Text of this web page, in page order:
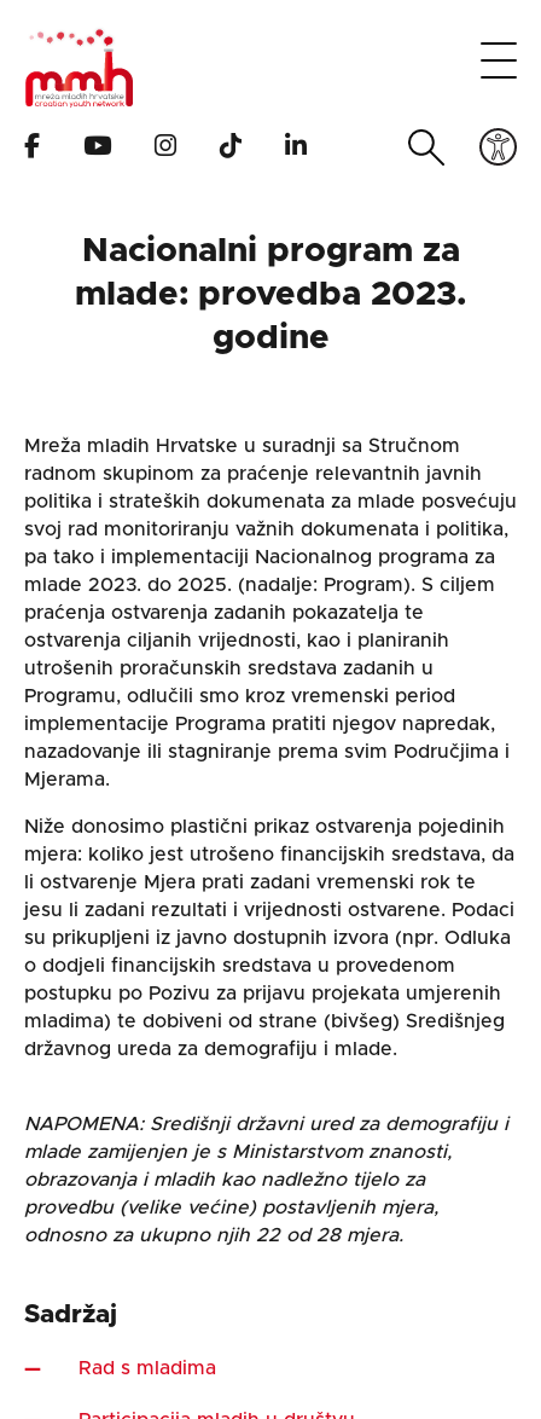
Nacionalni program za
mlade: provedba 2023.
godine
Mreža mladih Hrvatske u suradnji sa Stručnom
radnom skupinom za praćenje relevantnih javnih
politika i strateških dokumenata za mlade posvećuju
svoj rad monitoriranju važnih dokumenata i politika,
pa tako i implementaciji Nacionalnog programa za
mlade 2023. do 2025. (nadalje: Program). S ciljem
praćenja ostvarenja zadanih pokazatelja te
ostvarenja ciljanih vrijednosti, kao i planiranih
utrošenih proračunskih sredstava zadanih u
Programu, odlučili smo kroz vremenski period
implementacije Programa pratiti njegov napredak,
nazadovanje ili stagniranje prema svim Područjima i
Mjerama.
Niže donosimo plastični prikaz ostvarenja pojedinih
mjera: koliko jest utrošeno financijskih sredstava, da
li ostvarenje Mjera prati zadani vremenski rok te
jesu li zadani rezultati i vrijednosti ostvarene. Podaci
su prikupljeni iz javno dostupnih izvora (npr. Odluka
o dodjeli financijskih sredstava u provedenom
postupku po Pozivu za prijavu projekata umjerenih
mladima) te dobiveni od strane (bivšeg) Središnjeg
državnog ureda za demografiju i mlade.
NAPOMENA: Središnji državni ured za demografiju i
mlade zamijenjen je s Ministarstvom znanosti,
obrazovanja i mladih kao nadležno tijelo za
provedbu (velike većine) postavljenih mjera,
odnosno za ukupno njih 22 od 28 mjera.
Sadržaj
Rad s mladima